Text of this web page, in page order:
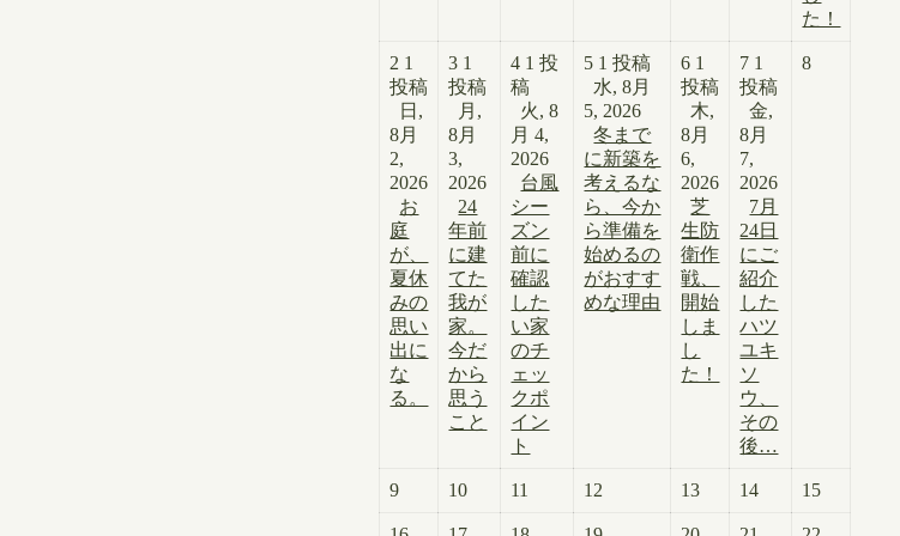
た！
2 1
投稿
日,
8月
2,
2026
お
庭
が、
夏休
みの
思い
出に
な
る。
3 1
投稿
月,
8月
3,
2026
24
年前
に建
てた
我が
家。
今だ
から
思う
こと
4 1 投
稿
火, 8
月 4,
2026
台風
シー
ズン
前に
確認
した
い家
のチ
ェッ
クポ
イン
ト
5 1 投稿
水, 8月
5, 2026
冬まで
に新築を
考えるな
ら、今か
ら準備を
始めるの
がおすす
めな理由
6 1
投稿
木,
8月
6,
2026
芝
生防
衛作
戦、
開始
しま
し
た！
7 1
投稿
金,
8月
7,
2026
7月
24日
にご
紹介
した
ハツ
ユキ
ソ
ウ、
その
後…
8
9 10 11 12 13 14 15